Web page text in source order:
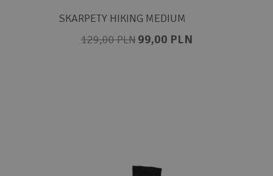
SKARPETY HIKING MEDIUM
129,00 PLN 99,00 PLN